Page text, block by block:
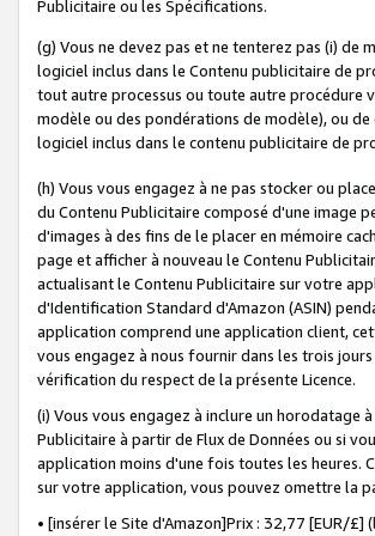
Publicitaire ou les Spécifications.
(g) Vous ne devez pas et ne tenterez pas (i)
logiciel inclus dans le Contenu publicitaire de
tout autre processus ou toute autre procédure
modèle ou des pondérations de modèle), ou de
logiciel inclus dans le contenu publicitaire de
(h) Vous vous engagez à ne pas stocker ou
du Contenu Publicitaire composé d'une image
d'images à des fins de le placer en mémoire
page et afficher à nouveau le Contenu
actualisant le Contenu Publicitaire sur votre
d'Identification Standard d'Amazon (ASIN)
application comprend une application client,
vous engagez à nous fournir dans les trois
vérification du respect de la présente Licence.
(i) Vous vous engagez à inclure un
Publicitaire à partir de Flux de Données ou si
application moins d'une fois toutes les heures.
sur votre application, vous pouvez omettre la
• [insérer le Site d'Amazon]Prix : 32,77 [EUR/